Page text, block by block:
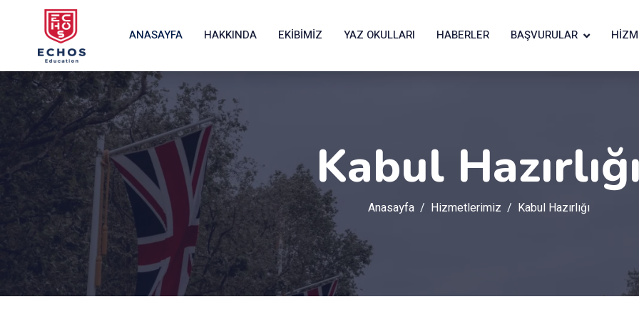
ANASAYFA HAKKINDA EKIBIMIZ YAZ OKULLARI HABERLER BAŞVURULAR
Kabul Hazırlığı
Anasayfa Hizmetlerimiz Kabul Hazırlığı